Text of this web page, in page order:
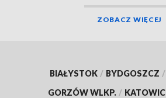
ZOBACZ WIĘCEJ
BIAŁYSTOK / BYDGOSZCZ /
GORZÓW WLKP. /